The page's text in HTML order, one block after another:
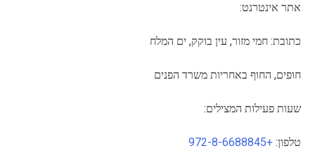
אתר אינטרנט:
כתובת: חמי מזור, עין בוקק, ים המלח
חופים, החוף באחריות משרד הפנים
שעות פעילות המצילים:
טלפון: +972-8-6688845